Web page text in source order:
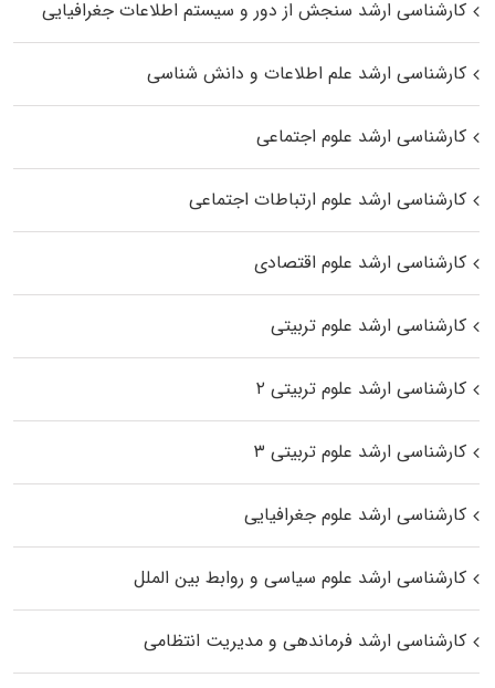
کارشناسی ارشد سنجش از دور و سیستم اطلاعات جغرافیایی
کارشناسی ارشد علم اطلاعات و دانش شناسی
کارشناسی ارشد علوم اجتماعی
کارشناسی ارشد علوم ارتباطات اجتماعی
کارشناسی ارشد علوم اقتصادی
کارشناسی ارشد علوم تربیتی
کارشناسی ارشد علوم تربیتی ۲
کارشناسی ارشد علوم تربیتی ۳
کارشناسی ارشد علوم جغرافیایی
کارشناسی ارشد علوم سیاسی و روابط بین الملل
کارشناسی ارشد فرماندهی و مدیریت انتظامی